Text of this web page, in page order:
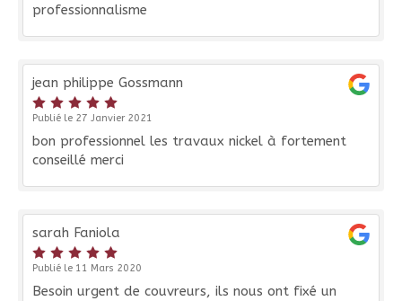
professionnalisme
jean philippe Gossmann
Publié le 27 Janvier 2021
bon professionnel les travaux nickel à fortement
conseillé merci
sarah Faniola
Publié le 11 Mars 2020
Besoin urgent de couvreurs, ils nous ont fixé un